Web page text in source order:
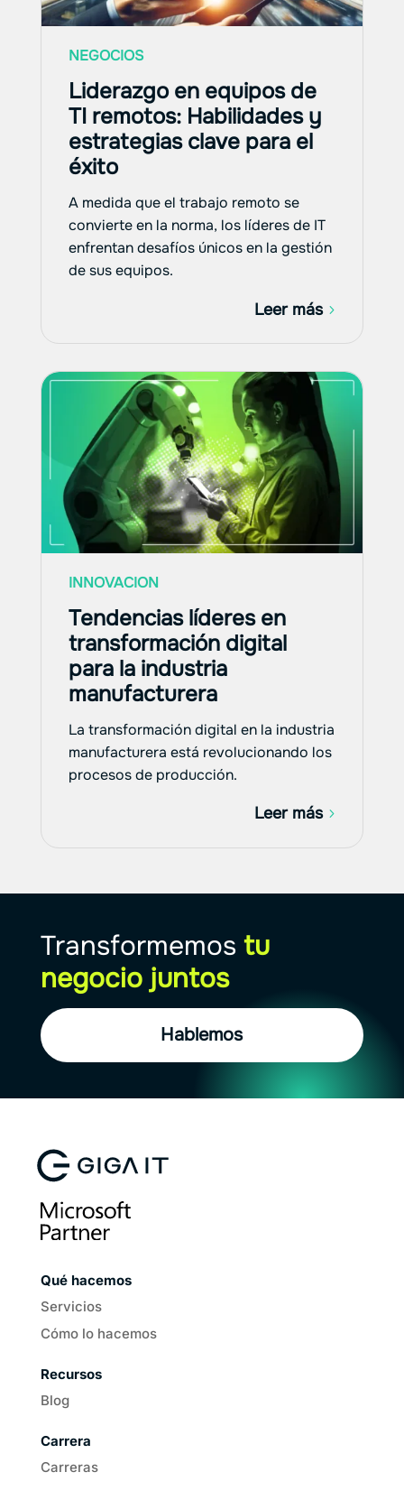
NEGOCIOS
Liderazgo en equipos de
TI remotos: Habilidades y
estrategias clave para el
éxito
A medida que el trabajo remoto se
convierte en la norma, los líderes de IT
enfrentan desafíos únicos en la gestión
de sus equipos.
Leer más
INNOVACION
Tendencias líderes en
transformación digital
para la industria
manufacturera
La transformación digital en la industria
manufacturera está revolucionando los
procesos de producción.
Leer más
Transformemos tu
negocio juntos
Hablemos
Qué hacemos
Servicios
Cómo lo hacemos
Recursos
Blog
Carrera
Carreras